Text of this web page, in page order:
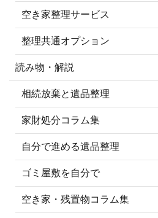
空き家整理サービス
整理共通オプション
読み物・解説
相続放棄と遺品整理
家財処分コラム集
自分で進める遺品整理
ゴミ屋敷を自分で
空き家・残置物コラム集